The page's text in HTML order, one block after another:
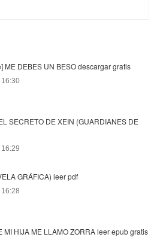
ME DEBES UN BESO descargar gratis
SECRETO DE XEIN (GUARDIANES DE
GRÁFICA) leer pdf
MI HIJA ME LLAMO ZORRA leer epub gratis